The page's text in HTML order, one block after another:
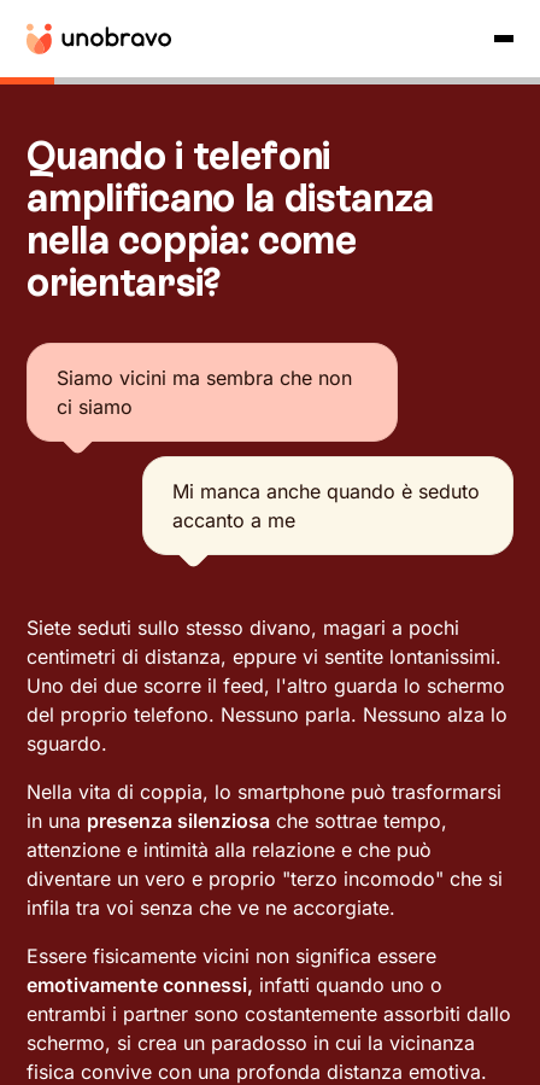
Quando i telefoni
amplificano la distanza
nella coppia: come
orientarsi?
Siamo vicini ma sembra che non
ci siamo
Mi manca anche quando è seduto
accanto a me
Siete seduti sullo stesso divano, magari a pochi
centimetri di distanza, eppure vi sentite lontanissimi.
Uno dei due scorre il feed, l'altro guarda lo schermo
del proprio telefono. Nessuno parla. Nessuno alza lo
sguardo.
Nella vita di coppia, lo smartphone può trasformarsi
in una presenza silenziosa che sottrae tempo,
attenzione e intimità alla relazione e che può
diventare un vero e proprio "terzo incomodo" che si
infila tra voi senza che ve ne accorgiate.
Essere fisicamente vicini non significa essere
emotivamente connessi, infatti quando uno o
entrambi i partner sono costantemente assorbiti dallo
schermo, si crea un paradosso in cui la vicinanza
fisica convive con una profonda distanza emotiva.